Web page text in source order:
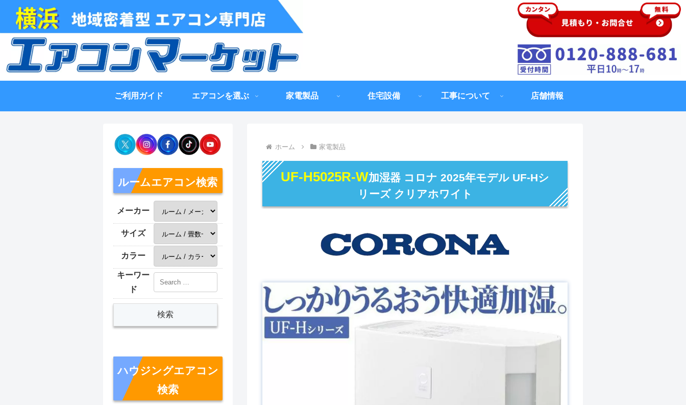
ご利用ガイド エアコンを選ぶ 家電製品 住宅設備 工事について 店舗情報
ホーム 家電製品
UF-H5025R-W加湿器 コロナ 2025年モデル UF-Hシ
リーズ クリアホワイト
ルームエアコン検索
メーカー
サイズ
カラー
キーワー
ド
ハウジングエアコン
検索